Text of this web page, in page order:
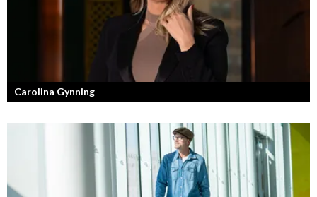
Carolina Gynning
Under ytan av en passionerad och strukturerad entreprenör.